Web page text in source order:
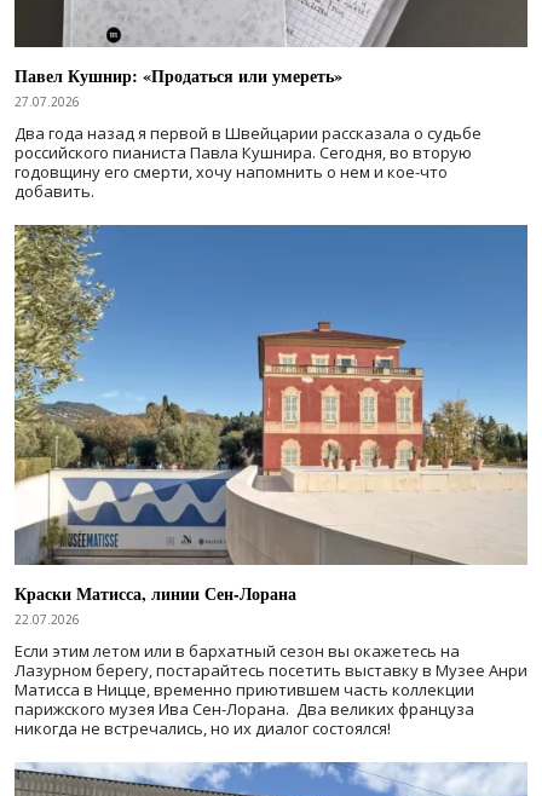
Павел Кушнир: «Продаться или умереть»
27.07.2026
Два года назад я первой в Швейцарии рассказала о судьбе
российского пианиста Павла Кушнира. Сегодня, во вторую
годовщину его смерти, хочу напомнить о нем и кое-что
добавить.
Краски Матисса, линии Сен-Лорана
22.07.2026
Если этим летом или в бархатный сезон вы окажетесь на
Лазурном берегу, постарайтесь посетить выставку в Музее Анри
Матисса в Ницце, временно приютившем часть коллекции
парижского музея Ива Сен-Лорана. Два великих француза
никогда не встречались, но их диалог состоялся!